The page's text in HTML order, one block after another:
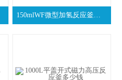
150mlWF微型加氢反应釜市场价